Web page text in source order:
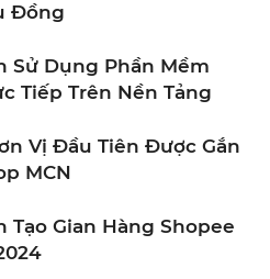
Đồng
Sử Dụng Phần Mềm
Tiếp Trên Nền Tảng
Vị Đầu Tiên Được Gắn
MCN
Tạo Gian Hàng Shopee